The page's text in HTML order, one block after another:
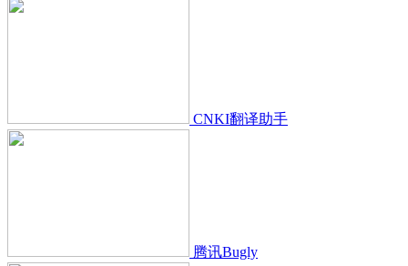
CNKI翻译助手
腾讯Bugly